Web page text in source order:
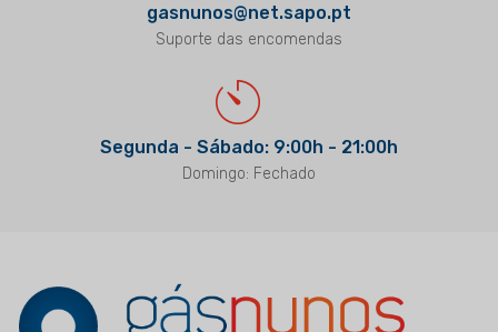
gasnunos@net.sapo.pt
Suporte das encomendas
Segunda - Sábado: 9:00h - 21:00h
Domingo: Fechado